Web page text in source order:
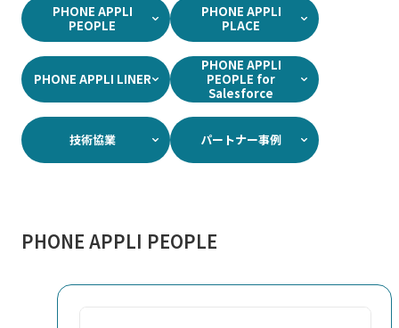
PHONE APPLI
PEOPLE​
PHONE APPLI
PLACE​
PHONE APPLI LINER​
PHONE APPLI
PEOPLE​ for
Salesforce​
技術協業​ パートナー事例​
PHONE APPLI PEOPLE​